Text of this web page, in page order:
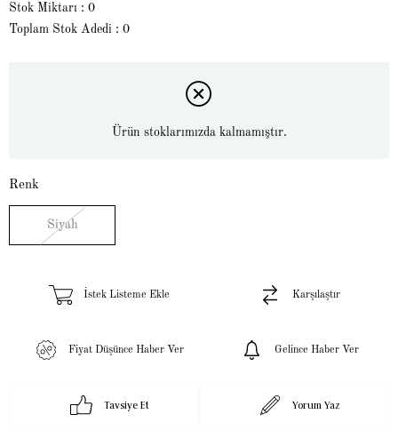
Stok Miktarı : 0
Toplam Stok Adedi : 0
Ürün stoklarımızda kalmamıştır.
Renk
Siyah
İstek Listeme Ekle Karşılaştır
Fiyat Düşünce Haber Ver Gelince Haber Ver
Tavsiye Et Yorum Yaz